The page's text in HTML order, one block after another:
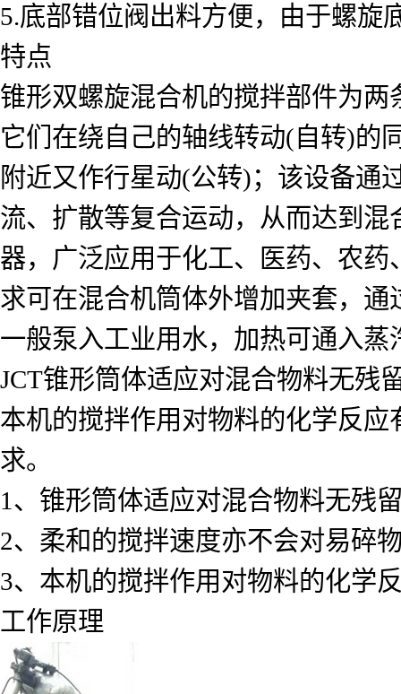
5.底部错位阀出料方便，由于螺旋
特点
锥形双螺旋混合机的搅拌部件为
它们在绕自己的轴线转动(自转)的
附近又作行星动(公转)；该设备通
流、扩散等复合运动，从而达到
器，广泛应用于化工、医药、农
求可在混合机筒体外增加夹套，
一般泵入工业用水，加热可通入蒸
JCT锥形筒体适应对混合物料无残
本机的搅拌作用对物料的化学反
求。
1、锥形筒体适应对混合物料无残
2、柔和的搅拌速度亦不会对易碎
3、本机的搅拌作用对物料的化学
工作原理